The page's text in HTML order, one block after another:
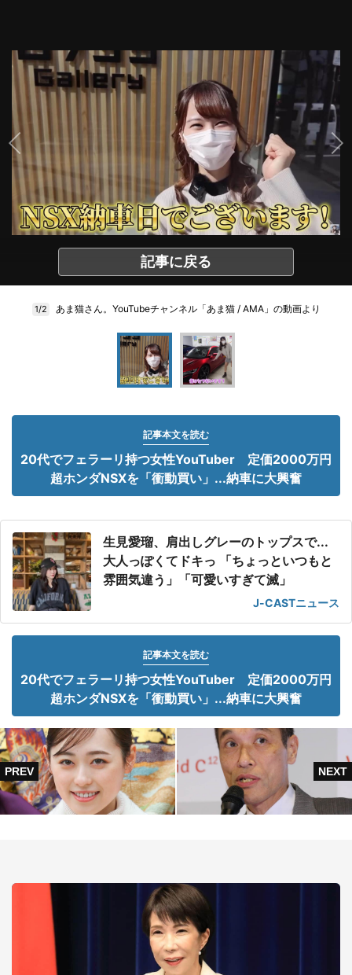
記事に戻る
1/2 あま猫さん。YouTubeチャンネル「あま猫 / AMA」の動画より
記事本文を読む
20代でフェラーリ持つ女性YouTuber 定価2000万円
超ホンダNSXを「衝動買い」...納車に大興奮
生見愛瑠、肩出しグレーのトップスで...
大人っぽくてドキっ 「ちょっといつもと
雰囲気違う」「可愛いすぎて滅」
J-CASTニュース
記事本文を読む
20代でフェラーリ持つ女性YouTuber 定価2000万円
超ホンダNSXを「衝動買い」...納車に大興奮